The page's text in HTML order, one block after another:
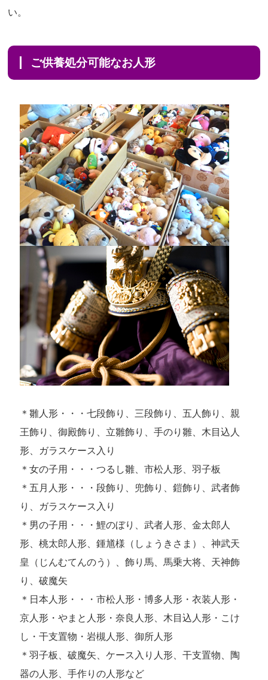
い。
ご供養処分可能なお人形
＊雛人形・・・七段飾り、三段飾り、五人飾り、親
王飾り、御殿飾り、立雛飾り、手のり雛、木目込人
形、ガラスケース入り
＊女の子用・・・つるし雛、市松人形、羽子板
＊五月人形・・・段飾り、兜飾り、鎧飾り、武者飾
り、ガラスケース入り
＊男の子用・・・鯉のぼり、武者人形、金太郎人
形、桃太郎人形、鍾馗様（しょうきさま）、神武天
皇（じんむてんのう）、飾り馬、馬乗大将、天神飾
り、破魔矢
＊日本人形・・・市松人形・博多人形・衣装人形・
京人形・やまと人形・奈良人形、木目込人形・こけ
し・干支置物・岩槻人形、御所人形
＊羽子板、破魔矢、ケース入り人形、干支置物、陶
器の人形、手作りの人形など